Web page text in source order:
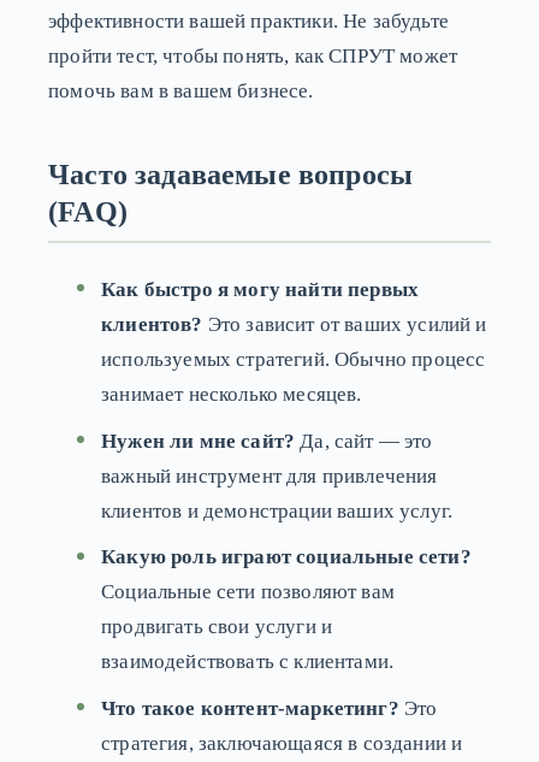
эффективности вашей практики. Не забудьте
пройти тест, чтобы понять, как СПРУТ может
помочь вам в вашем бизнесе.
Часто задаваемые вопросы
(FAQ)
Как быстро я могу найти первых
клиентов? Это зависит от ваших усилий и
используемых стратегий. Обычно процесс
занимает несколько месяцев.
Нужен ли мне сайт? Да, сайт — это
важный инструмент для привлечения
клиентов и демонстрации ваших услуг.
Какую роль играют социальные сети?
Социальные сети позволяют вам
продвигать свои услуги и
взаимодействовать с клиентами.
Что такое контент-маркетинг? Это
стратегия, заключающаяся в создании и